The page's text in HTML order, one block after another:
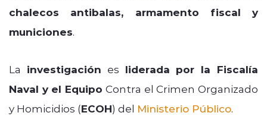
chalecos antibalas, armamento fiscal y
municiones.
La investigación es liderada por la Fiscalía
Naval y el Equipo Contra el Crimen Organizado
y Homicidios (ECOH) del Ministerio Público.